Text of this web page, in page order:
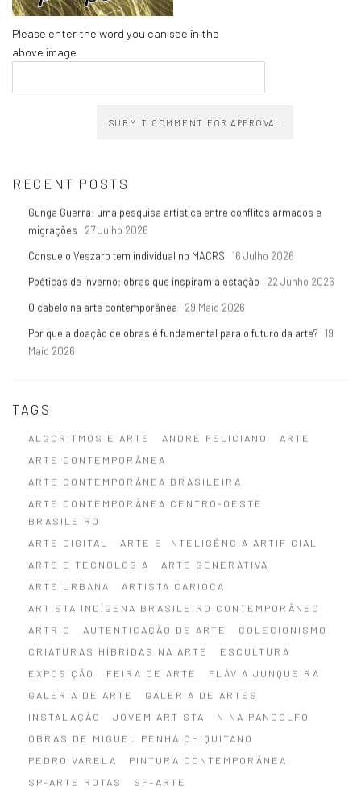
Please enter the word you can see in the
above image
SUBMIT COMMENT FOR APPROVAL
RECENT POSTS
Gunga Guerra: uma pesquisa artística entre conflitos armados e
migrações
27 Julho 2026
Consuelo Veszaro tem individual no MACRS
16 Julho 2026
Poéticas de inverno: obras que inspiram a estação
22 Junho 2026
O cabelo na arte contemporânea
29 Maio 2026
Por que a doação de obras é fundamental para o futuro da arte? 19
Maio 2026
TAGS
ALGORITMOS E ARTE ANDRÉ FELICIANO
ARTE
ARTE CONTEMPORÂNEA
ARTE CONTEMPORÂNEA BRASILEIRA
ARTE CONTEMPORÂNEA CENTRO-OESTE
BRASILEIRO
ARTE DIGITAL
ARTE E INTELIGÊNCIA ARTIFICIAL
ARTE E TECNOLOGIA
ARTE GENERATIVA
ARTE URBANA
ARTISTA CARIOCA
ARTISTA INDÍGENA BRASILEIRO CONTEMPORÂNEO
ARTRIO
AUTENTICAÇÃO DE ARTE
COLECIONISMO
CRIATURAS HÍBRIDAS NA ARTE
ESCULTURA
EXPOSIÇÃO
FEIRA DE ARTE
FLÁVIA JUNQUEIRA
GALERIA DE ARTE
GALERIA DE ARTES
INSTALAÇÃO
JOVEM ARTISTA
NINA PANDOLFO
OBRAS DE MIGUEL PENHA CHIQUITANO
PEDRO VARELA
PINTURA CONTEMPORÂNEA
SP-ARTE ROTAS
SP–ARTE